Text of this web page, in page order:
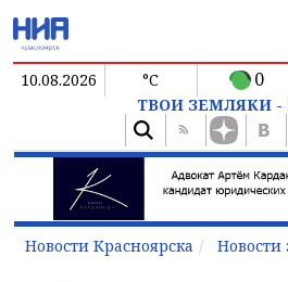
10.08.2026 °C 0
ТВОИ ЗЕМЛЯКИ -
Новости Красноярска